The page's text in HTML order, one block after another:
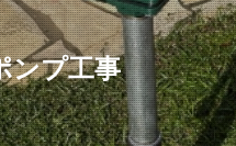
ンプ工事